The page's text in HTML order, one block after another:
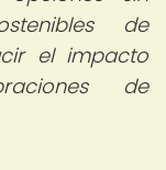
de
el impacto
de